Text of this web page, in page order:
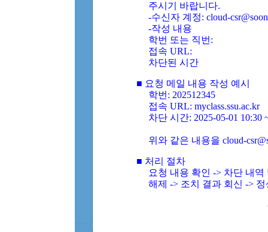
주시기 바랍니다.
-수신자 계정: cloud-
-작성 내용
학번 또는 직번:
접속 URL:
차단된 시간
■ 요청 메일 내용 작성 예시
학번: 202512345
접속 URL: myclass.ssu.ac.kr
차단 시간: 2025-05-01 10:30
위와 같은 내용을 cloud-
■ 처리 절차
요청 내용 확인 -> 차단 내
해제 -> 조치 결과 회신 ->